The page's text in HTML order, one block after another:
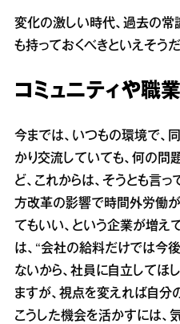
変化の激しい時代、過去の
も持っておくべきといえそうだ
コミュニティや職
今までは、いつもの環境で、
かり交流していても、何の問
ど、これからは、そうとも言っ
方改革の影響で時間外労働
てもいい、という企業が増え
は、“会社の給料だけでは今
ないから、社員に自立してほ
ますが、視点を変えれば自分
こうした機会を活かすには、